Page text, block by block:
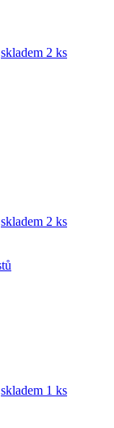
skladem 2 ks
skladem 2 ks
skladem 1 ks